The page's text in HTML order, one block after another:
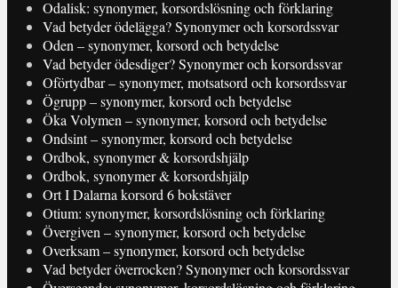
Odalisk: synonymer, korsordslösning och förklaring
Vad betyder ödelägga? Synonymer och korsordssvar
Oden – synonymer, korsord och betydelse
Vad betyder ödesdiger? Synonymer och korsordssvar
Oförtydbar – synonymer, motsatsord och korsordssvar
Ögrupp – synonymer, korsord och betydelse
Öka Volymen – synonymer, korsord och betydelse
Ondsint – synonymer, korsord och betydelse
Ordbok, synonymer & korsordshjälp
Ordbok, synonymer & korsordshjälp
Ort I Dalarna korsord 6 bokstäver
Otium: synonymer, korsordslösning och förklaring
Övergiven – synonymer, korsord och betydelse
Overksam – synonymer, korsord och betydelse
Vad betyder överrocken? Synonymer och korsordssvar